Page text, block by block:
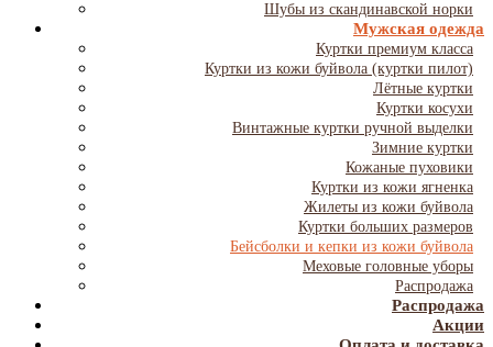
Шубы из скандинавской норки
Мужская одежда
Куртки премиум класса
Куртки из кожи буйвола (куртки пилот)
Лётные куртки
Куртки косухи
Винтажные куртки ручной выделки
Зимние куртки
Кожаные пуховики
Куртки из кожи ягненка
Жилеты из кожи буйвола
Куртки больших размеров
Бейсболки и кепки из кожи буйвола
Меховые головные уборы
Распродажа
Распродажа
Акции